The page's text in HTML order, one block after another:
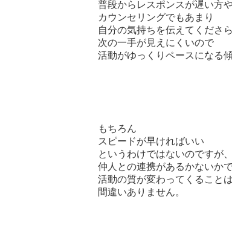
普段からレスポンスが遅い方
カウンセリングでもあまり
自分の気持ちを伝えてくださ
次の一手が見えにくいので
活動がゆっくりペースになる
もちろん
スピードが早ければいい
というわけではないのですが、
仲人との連携があるかないか
活動の質が変わってくることは
間違いありません。